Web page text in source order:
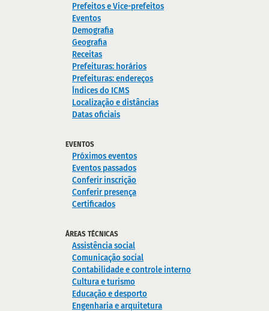
Prefeitos e Vice-prefeitos
Eventos
Demografia
Geografia
Receitas
Prefeituras: horários
Prefeituras: endereços
Índices do ICMS
Localização e distâncias
Datas oficiais
EVENTOS
Próximos eventos
Eventos passados
Conferir inscrição
Conferir presença
Certificados
ÁREAS TÉCNICAS
Assistência social
Comunicação social
Contabilidade e controle interno
Cultura e turismo
Educação e desporto
Engenharia e arquitetura